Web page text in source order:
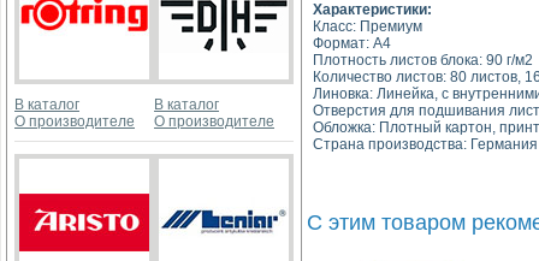
В каталог
О производителе
В каталог
О производителе
Характеристики:
Класс: Премиум
Формат: A4
Плотность листов блока: 90 г/м2
Количество листов: 80 листов,
Линовка: Линейка, с
Отверстия для подшивания
Обложка: Плотный картон,
Страна производства: Германия
С этим товаром